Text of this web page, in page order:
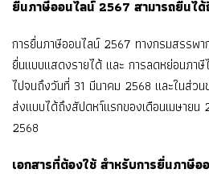
ยื่นภาษีออนไลน์ 2567 สามารถยื่นได้
การยื่นภาษีออนไลน์ 2567 ทางกรมสรรพา
ยื่นแบบแสดงรายได้ และ การลดหย่อนภา
ไปจนถึงวันที่ 31 มีนาคม 2568 และในส่ว
ส่งแบบได้ถึงสัปดหา์แรกของเดือนเมษายน
2568
เอกสารที่ต้องใช้ สำหรับการยื่นภาษีอ